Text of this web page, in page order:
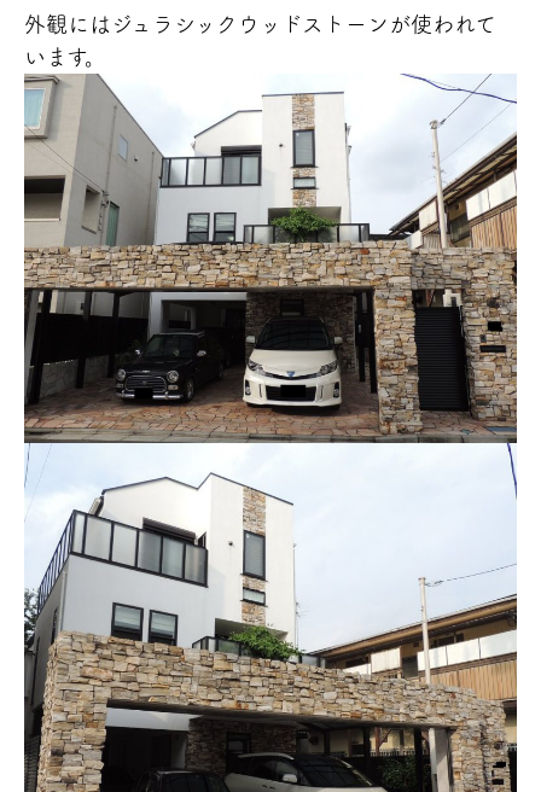
外観にはジュラシックウッドストーンが使われて
います。